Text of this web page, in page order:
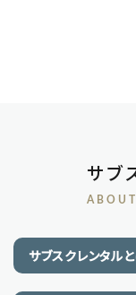
サブ
サブスクレンタル